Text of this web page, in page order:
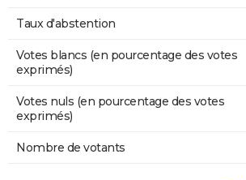
Taux d'abstention
Votes blancs (en pourcentage des votes
exprimés)
Votes nuls (en pourcentage des votes
exprimés)
Nombre de votants